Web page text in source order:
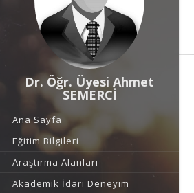
Dr. Öğr. Üyesi Ahmet
SEMERCİ
Ana Sayfa
Eğitim Bilgileri
Araştırma Alanları
Akademik İdari Deneyim